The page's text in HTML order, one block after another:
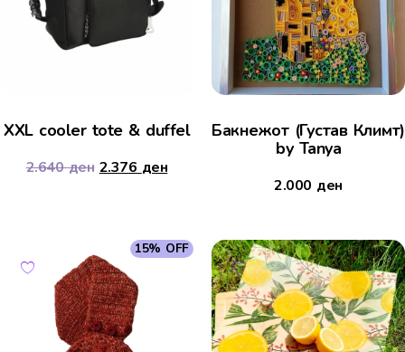
XXL cooler tote & duffel
2.640ден 2.376 ден
Бакнежот (Густав Климт)
by Tanya
2.000 ден
15% OFF